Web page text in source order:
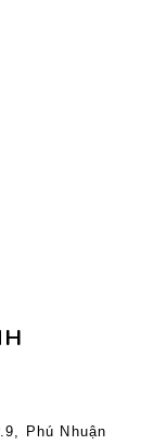
Phú Nhuận